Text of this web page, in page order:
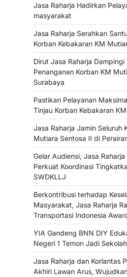
Jasa Raharja Hadirkan
masyarakat
Jasa Raharja Serahkan
Korban Kebakaran KM
Dirut Jasa Raharja
Penanganan Korban KM
Surabaya
Pastikan Pelayanan
Tinjau Korban Kebakaran
Jasa Raharja Jamin Seluruh
Mutiara Sentosa II di
Gelar Audiensi, Jasa
Perkuat Koordinasi
SWDKLLJ
Berkontribusi terhadap
Masyarakat, Jasa Raharja
Transportasi Indonesia
YIA Gandeng BNN DIY
Negeri 1 Temon Jadi
Jasa Raharja dan Korlantas
Akhiri Lawan Arus,